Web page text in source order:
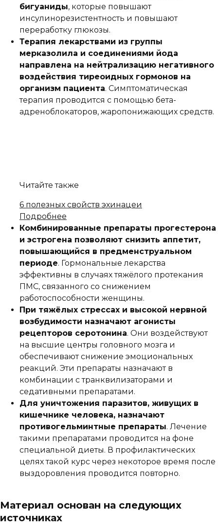
бигуаниды, которые повышают
инсулинорезистентность и повышают
переработку глюкозы.
Терапия лекарствами из группы
мерказолила и соединениями йода
направлена на нейтрализацию негативного
воздействия тиреоидных гормонов на
организм пациента. Симптоматическая
терапия проводится с помощью бета-
адреноблокаторов, жаропонижающих средств.
Читайте также
6 полезных свойств эхинацеи
Подробнее
Комбинированные препараты прогестерона
и эстрогена позволяют снизить аппетит,
повышающийся в предменструальном
периоде. Гормональные лекарства
эффективны в случаях тяжёлого протекания
ПМС, связанного со снижением
работоспособности женщины.
При тяжёлых стрессах и высокой нервной
возбудимости назначают агонисты
рецепторов серотонина. Они воздействуют
на высшие центры головного мозга и
обеспечивают снижение эмоциональных
реакций. Эти препараты назначают в
комбинации с транквилизаторами и
седативными препаратами.
Для уничтожения паразитов, живущих в
кишечнике человека, назначают
противогельминтные препараты. Лечение
такими препаратами проводится на фоне
специальной диеты. В профилактических
целях такой курс через некоторое время после
выздоровления проводится повторно.
Материал основан на следующих
источниках